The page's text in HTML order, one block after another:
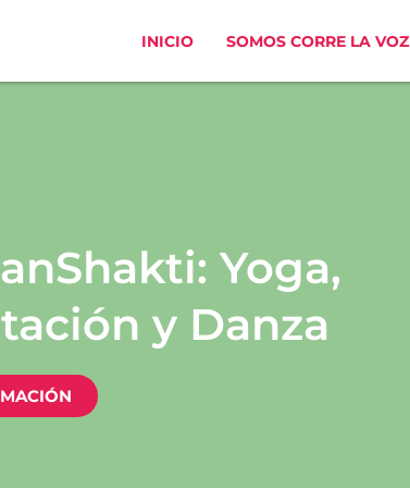
INICIO SOMOS CORRE LA VOZ
Yoga,
y Danza